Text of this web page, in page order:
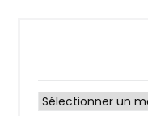
Archives